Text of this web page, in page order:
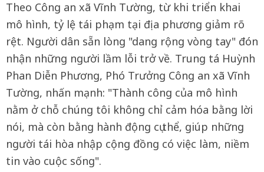
Theo Công an xã Vĩnh Tường, từ khi triển khai
mô hình, tỷ lệ tái phạm tại địa phương giảm rõ
rệt. Người dân sẵn lòng "dang rộng vòng tay" đón
nhận những người lầm lỗi trở về. Trung tá Huỳnh
Phan Diễn Phương, Phó Trưởng Công an xã Vĩnh
Tường, nhấn mạnh: "Thành công của mô hình
nằm ở chỗ chúng tôi không chỉ cảm hóa bằng lời
nói, mà còn bằng hành động cụ thể, giúp những
người tái hòa nhập cộng đồng có việc làm, niềm
tin vào cuộc sống".